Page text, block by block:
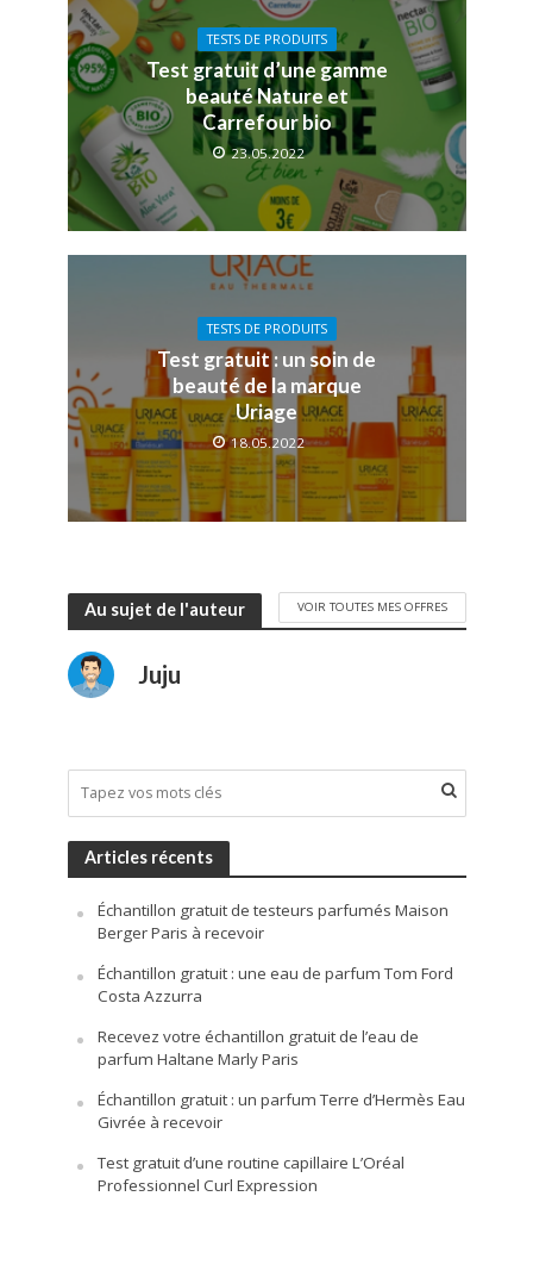
TESTS DE PRODUITS
Test gratuit d’une gamme
beauté Nature et
Carrefour bio
23.05.2022
TESTS DE PRODUITS
Test gratuit : un soin de
beauté de la marque
Uriage
18.05.2022
Au sujet de l'auteur VOIR TOUTES MES OFFRES
Juju
Articles récents
Échantillon gratuit de testeurs parfumés Maison
Berger Paris à recevoir
Échantillon gratuit : une eau de parfum Tom Ford
Costa Azzurra
Recevez votre échantillon gratuit de l’eau de
parfum Haltane Marly Paris
Échantillon gratuit : un parfum Terre d’Hermès Eau
Givrée à recevoir
Test gratuit d’une routine capillaire L’Oréal
Professionnel Curl Expression